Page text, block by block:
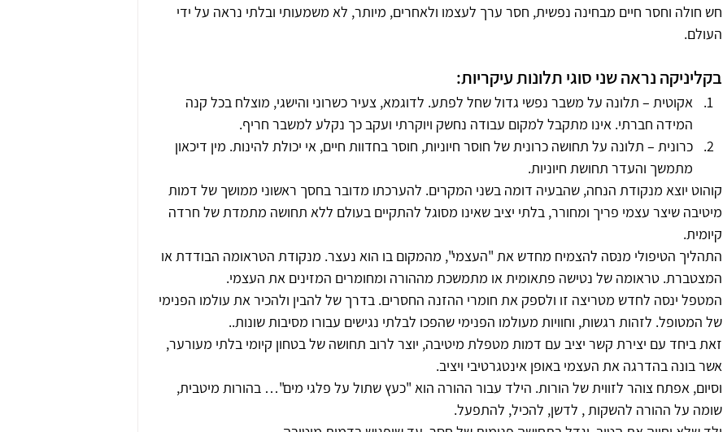
חש חולה וחסר חיים מבחינה נפשית, חסר ערך לעצמו ולאחרים, מיותר, לא משמעותי ובלתי נראה על ידי
העולם.
בקליניקה נראה שני סוגי תלונות עיקריות:
אקוטית – תלונה על משבר נפשי גדול שחל לפתע. לדוגמא, צעיר כשרוני והישגי, מוצלח בכל קנה
המידה חברתי. אינו מתקבל למקום עבודה נחשק ויוקרתי ועקב כך נקלע למשבר חריף.
כרונית – תלונה על תחושה כרונית של חוסר חיוניות, חוסר בחדוות חיים, אי יכולת להינות. מין דיכאון
מתמשך והעדר תחושת חיוניות.
קוהוט יוצא מנקודת הנחה, שהבעיה דומה בשני המקרים. להערכתו מדובר בחסך ראשוני ממושך של דמות
מיטיבה שיצר עצמי פריך ומחורר, בלתי יציב שאינו מסוגל להתקיים בעולם ללא תחושה מתמדת של חרדה
קיומית.
התהליך הטיפולי מנסה להצמיח מחדש את "העצמי", מהמקום בו הוא נעצר. מנקודת הטראומה הבודדת או
המצטברת. טראומה של נטישה פתאומית או מתמשכת מההורה ומחומרים המזינים את העצמי.
המטפל ינסה לחדש מטריצה זו ולספק את חומרי ההזנה החסרים. בדרך של להבין ולהכיר את עולמו הפנימי
של המטופל. לזהות רגשות, וחוויות מעולמו הפנימי שהפכו לבלתי נגישים עבורו מסיבות שונות..
זאת ביחד עם יצירת קשר יציב עם דמות מטפלת מיטיבה, יוצר לרוב תחושה של בטחון קיומי בלתי מעורער,
אשר בונה בהדרגה את העצמי באופן אינטגרטיבי ויציב.
וסיום, אפתח צוהר לזווית של הורות. הילד עבור ההורה הוא "כעץ שתול על פלגי מים"… בהורות מיטבית,
שומה על ההורה להשקות , לדשן, להכיל, להתפעל.